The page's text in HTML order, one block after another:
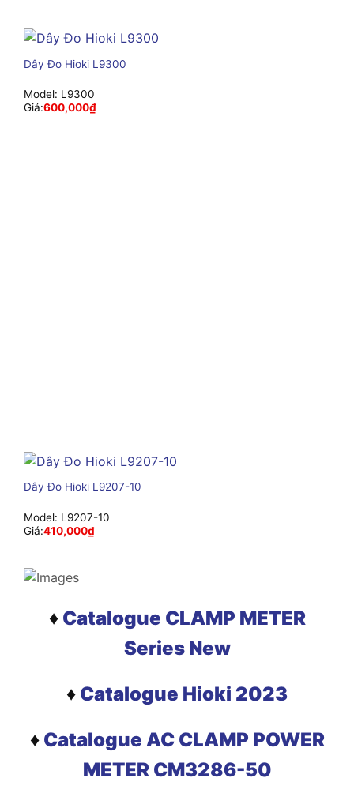
Dây Đo Hioki L9300
Model: L9300
Giá:600,000₫
Dây Đo Hioki L9207-10
Model: L9207-10
Giá:410,000₫
♦ Catalogue CLAMP METER
Series New
♦ Catalogue Hioki 2023
♦ Catalogue AC CLAMP POWER
METER CM3286-50